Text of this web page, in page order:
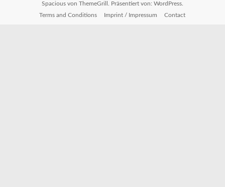
Spaciousvon ThemeGrill. Präsentiert von: WordPress.
Terms and Conditions
Imprint / Impressum Contact